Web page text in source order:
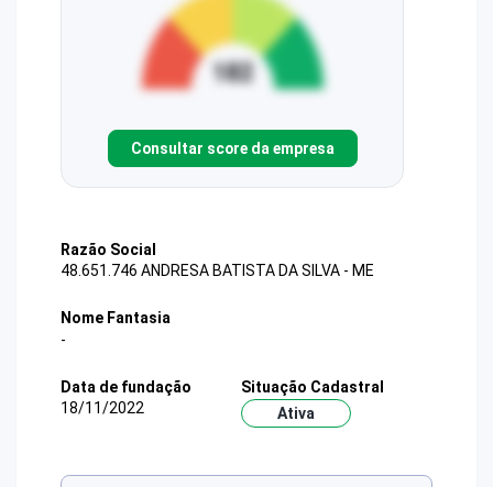
Consultar score da empresa
Razão Social
48.651.746 ANDRESA BATISTA DA SILVA - ME
Nome Fantasia
-
Data de fundação
18/11/2022
Situação Cadastral
Ativa